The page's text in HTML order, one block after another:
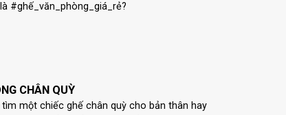
#ghế_văn_phòng_giá_rẻ?
CHÂN QUỲ
tìm một chiếc ghế chân quỳ cho bản thân hay